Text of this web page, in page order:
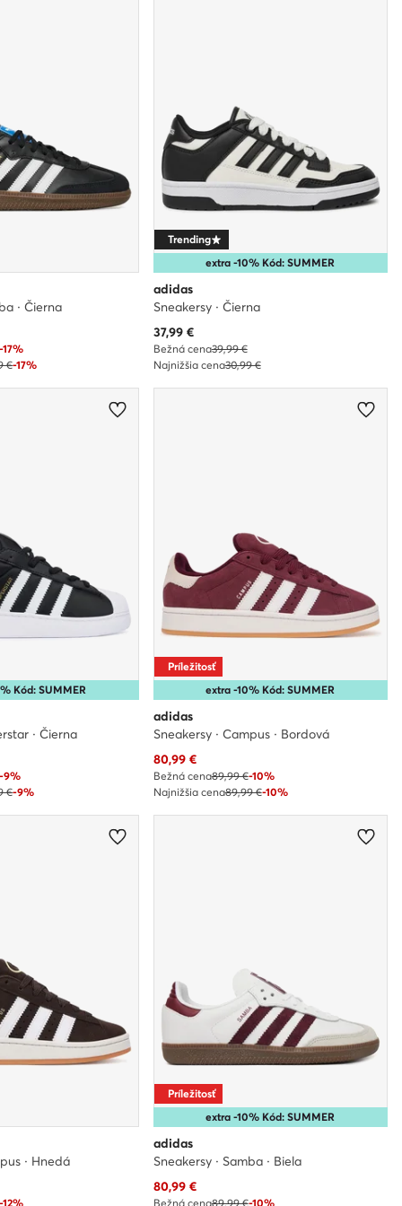
· Čierna
-17%
€-17%
extra -10% Kód: SUMMER
Trending
adidas
Sneakersy · Čierna
Aktuálna cena
37,99€
Bežná cena39,99 €
Najnižšia cena30,99 €
Kód: SUMMER
· Čierna
-9%
€-9%
extra -10% Kód: SUMMER
Príležitosť
adidas
Sneakersy · Campus · Bordová
Aktuálna cena
80,99€
Bežná cena89,99 €-10%
Najnižšia cena89,99 €-10%
· Hnedá
-12%
extra -10% Kód: SUMMER
Príležitosť
adidas
Sneakersy · Samba · Biela
Aktuálna cena
80,99€
Bežná cena89,99 €-10%